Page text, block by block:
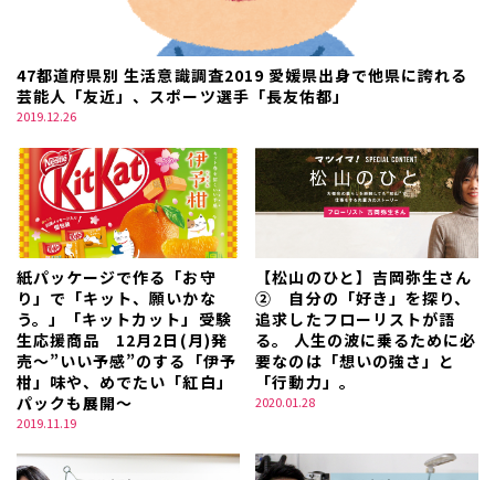
47都道府県別 生活意識調査2019 愛媛県出身で他県に誇れる
芸能人「友近」、スポーツ選手「長友佑都」
2019.12.26
紙パッケージで作る「お守
り」で「キット、願いかな
う。」「キットカット」受験
生応援商品 12月2日(月)発
売～”いい予感”のする「伊予
柑」味や、めでたい「紅白」
パックも展開～
2019.11.19
【松山のひと】吉岡弥生さん
② 自分の「好き」を探り、
追求したフローリストが語
る。 人生の波に乗るために必
要なのは「想いの強さ」と
「行動力」。
2020.01.28